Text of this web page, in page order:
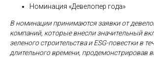
Номинация «Девелопер года»
В номинации принимаются заявки от
компаний, которые внесли значительный
зеленого строительства и ESG-повестки в
длительного времени, продемонстрировав